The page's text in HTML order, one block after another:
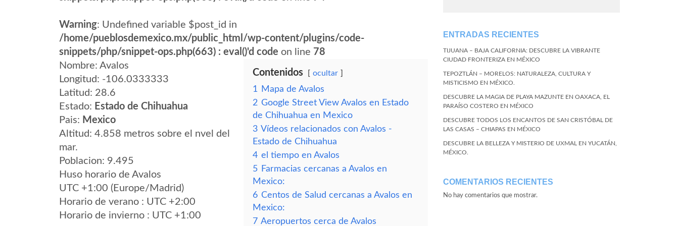
Warning: Undefined variable $post_id in
/home/pueblosdemexico.mx/public_html/wp-content/plugins/code-
snippets/php/snippet-ops.php(663) : eval()'d code on line 78
Nombre: Avalos
Longitud: -106.0333333
Latitud: 28.6
Estado: Estado de Chihuahua
Pais: Mexico
Altitud: 4.858 metros sobre el nvel del
mar.
Poblacion: 9.495
Huso horario de Avalos
UTC +1:00 (Europe/Madrid)
Horario de verano : UTC +2:00
Horario de invierno : UTC +1:00
Contenidos ocultar
1
Mapa de Avalos
2 Google Street View Avalos en Estado
de Chihuahua en Mexico
3 Vídeos relacionados con Avalos -
Estado de Chihuahua
4 el tiempo en Avalos
5 Farmacias cercanas a Avalos en
Mexico:
6 Centos de Salud cercanas a Avalos en
Mexico:
7 Aeropuertos cerca de Avalos
ENTRADAS RECIENTES
TIJUANA – BAJA CALIFORNIA: DESCUBRE LA VIBRANTE
CIUDAD FRONTERIZA EN MÉXICO
TEPOZTLÁN – MORELOS: NATURALEZA, CULTURA Y
MISTICISMO EN MÉXICO.
DESCUBRE LA MAGIA DE PLAYA MAZUNTE EN OAXACA, EL
PARAÍSO COSTERO EN MÉXICO
DESCUBRE TODOS LOS ENCANTOS DE SAN CRISTÓBAL DE
LAS CASAS – CHIAPAS EN MÉXICO
DESCUBRE LA BELLEZA Y MISTERIO DE UXMAL EN YUCATÁN,
MÉXICO.
COMENTARIOS RECIENTES
No hay comentarios que mostrar.